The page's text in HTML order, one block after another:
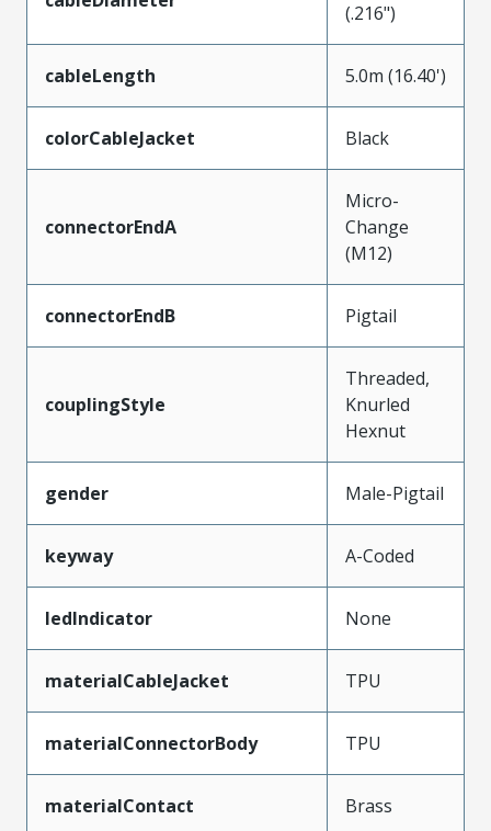
(.216")
cableLength 5.0m (16.40')
colorCableJacket Black
connectorEndA
Micro-
Change
(M12)
connectorEndB Pigtail
couplingStyle
Threaded,
Knurled
Hexnut
gender Male-Pigtail
keyway A-Coded
ledIndicator None
materialCableJacket TPU
materialConnectorBody TPU
materialContact Brass